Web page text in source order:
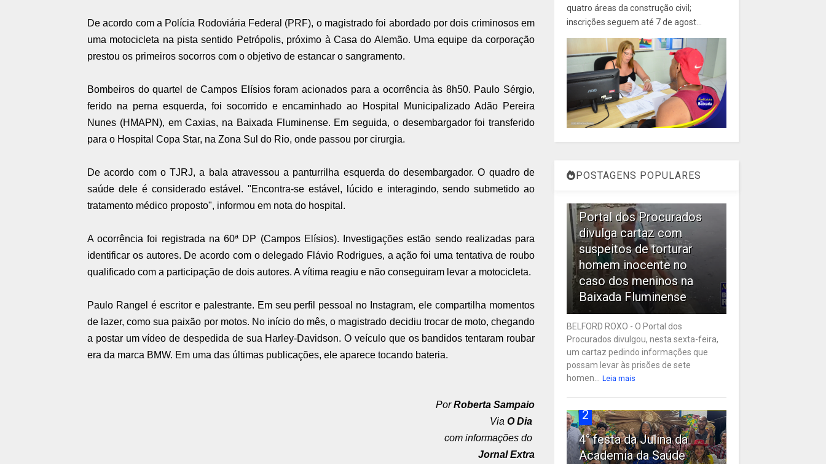
De acordo com a Polícia Rodoviária Federal (PRF), o magistrado foi abordado por dois criminosos em
uma motocicleta na pista sentido Petrópolis, próximo à Casa do Alemão. Uma equipe da corporação
prestou os primeiros socorros com o objetivo de estancar o sangramento.
Bombeiros do quartel de Campos Elísios foram acionados para a ocorrência às 8h50. Paulo Sérgio,
ferido na perna esquerda, foi socorrido e encaminhado ao Hospital Municipalizado Adão Pereira
Nunes (HMAPN), em Caxias, na Baixada Fluminense. Em seguida, o desembargador foi transferido
para o Hospital Copa Star, na Zona Sul do Rio, onde passou por cirurgia.
De acordo com o TJRJ, a bala atravessou a panturrilha esquerda do desembargador. O quadro de
saúde dele é considerado estável. "Encontra-se estável, lúcido e interagindo, sendo submetido ao
tratamento médico proposto", informou em nota do hospital.
A ocorrência foi registrada na 60ª DP (Campos Elísios). Investigações estão sendo realizadas para
identificar os autores. De acordo com o delegado Flávio Rodrigues, a ação foi uma tentativa de roubo
qualificado com a participação de dois autores. A vítima reagiu e não conseguiram levar a motocicleta.
Paulo Rangel é escritor e palestrante. Em seu perfil pessoal no Instagram, ele compartilha momentos
de lazer, como sua paixão por motos. No início do mês, o magistrado decidiu trocar de moto, chegando
a postar um vídeo de despedida de sua Harley-Davidson. O veículo que os bandidos tentaram roubar
era da marca BMW. Em uma das últimas publicações, ele aparece tocando bateria.
PorRoberta Sampaio
Via O Dia
com informações do
Jornal Extra
quatro áreas da construção civil;
inscrições seguem até 7 de agost...
POSTAGENS POPULARES
Portal dos Procurados
divulga cartaz com
suspeitos de torturar
homem inocente no
caso dos meninos na
Baixada Fluminense
BELFORD ROXO - O Portal dos
Procurados divulgou, nesta sexta-feira,
um cartaz pedindo informações que
possam levar às prisões de sete
homen... Leia mais
2
4° festa da Julina da
Academia da Saúde